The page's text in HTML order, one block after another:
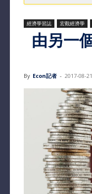
經濟學習誌 宏觀經濟學
由另一
By Econ記者 - 2017-08-21